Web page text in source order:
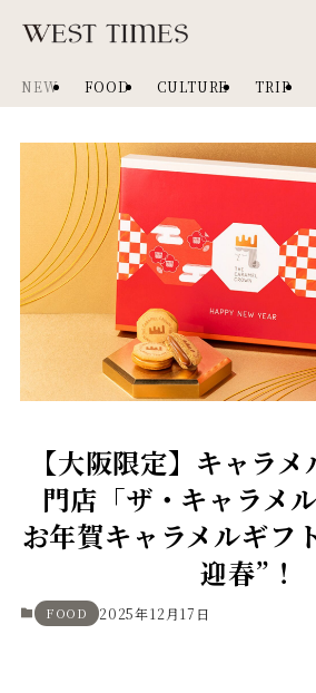
NEW FOOD CULTURE TRIP
【大阪限定】キャラ
門店「ザ・キャラメ
お年賀キャラメルギフ
迎春”！
FOOD 2025年12月17日